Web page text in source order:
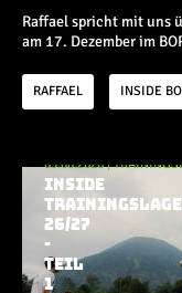
Europa
Testspiele
News
Interviews
Rund um
Raffael spricht mit uns
am 17. Dezember im
RAFFAEL INSIDE
Aktuelle
05.08.2026|
INSIDE
26/27
-
TEIL
1